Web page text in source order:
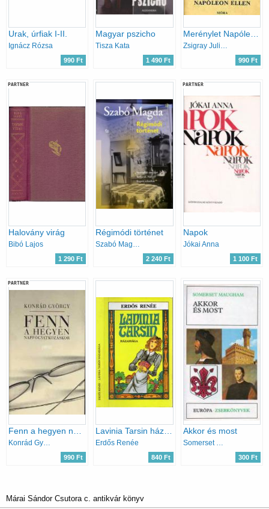
Urak, úrfiak I-II.
Ignácz Rózsa
990 Ft
Magyar pszicho
Tisza Kata
1 490 Ft
Merénylet Napóleon ellen
Zsigray Julianna
990 Ft
PARTNER
Halovány virág
Bibó Lajos
1 290 Ft
Régimódi történet
Szabó Magda
2 240 Ft
PARTNER
Napok
Jókai Anna
1 100 Ft
PARTNER
990 Ft
Erdős Renée
840 Ft
Akkor és most
300 Ft
Márai Sándor Csutora c. antikvár könyv